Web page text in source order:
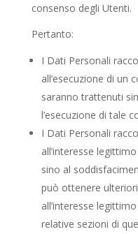
consenso degli Utenti.
Pertanto:
I Dati Personali
all’esecuzione di un
saranno trattenuti
l’esecuzione di tale
I Dati Personali
all’interesse
sino al
può ottenere
all’interesse
relative sezioni di